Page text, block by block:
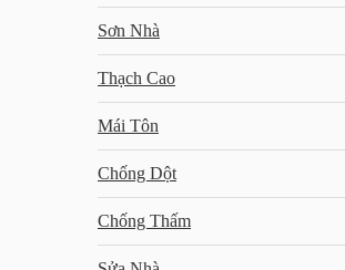
Sơn Nhà
Thạch Cao
Mái Tôn
Chống Dột
Chống Thấm